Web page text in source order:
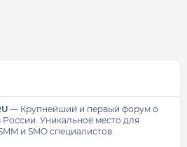
— Крупнейший и первый форум о
России. Уникальное место для
и SMO специалистов.